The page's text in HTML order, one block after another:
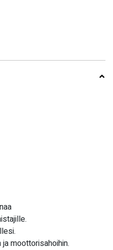
moottorisahoihin.